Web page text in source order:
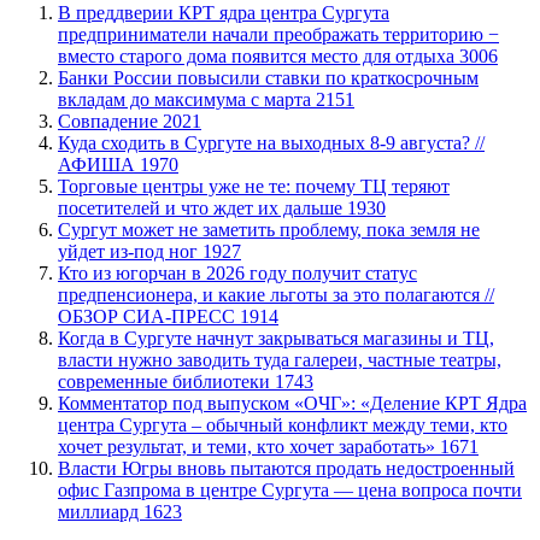
​В преддверии КРТ ядра центра Сургута
предприниматели начали преображать территорию −
вместо старого дома появится место для отдыха 3006
​Банки России повысили ставки по краткосрочным
вкладам до максимума с марта 2151
​Совпадение 2021
​Куда сходить в Сургуте на выходных 8-9 августа? //
АФИША 1970
Торговые центры уже не те: почему ТЦ теряют
посетителей и что ждет их дальше 1930
Сургут может не заметить проблему, пока земля не
уйдет из-под ног 1927
Кто из югорчан в 2026 году получит статус
предпенсионера, и какие льготы за это полагаются //
ОБЗОР СИА-ПРЕСС 1914
​Когда в Сургуте начнут закрываться магазины и ТЦ,
власти нужно заводить туда галереи, частные театры,
современные библиотеки 1743
​Комментатор под выпуском «ОЧГ»: «Деление КРТ Ядра
центра Сургута – обычный конфликт между теми, кто
хочет результат, и теми, кто хочет заработать» 1671
Власти Югры вновь пытаются продать недостроенный
офис Газпрома в центре Сургута — цена вопроса почти
миллиард 1623